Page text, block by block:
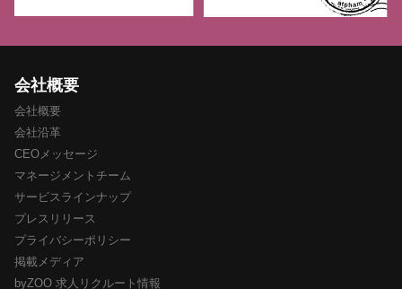
会社概要
会社概要
会社沿革
CEOメッセージ
マネージメントチーム
サービスラインナップ
プレスリリース
プライバシーポリシー
掲載メディア
byZOO 求人リクルート情報